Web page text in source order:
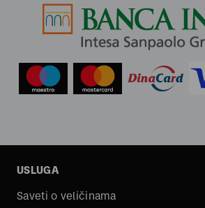
USLUGA
Saveti o veličinama